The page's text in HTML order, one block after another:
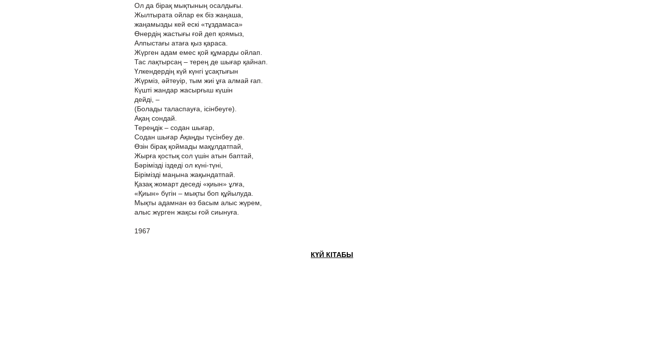
Ол да бірақ мықтының осалдығы.
Жылтырата ойлар ек біз жаңаша,
жаңамызды кей ескі «тұздамаса»
Өнердің жастығы ғой деп қоямыз,
Алпыстағы атаға қыз қараса.
Жүрген адам емес қой құмарды ойлап.
Тас лақтырсаң – терең де шығар қайнап.
Үлкендердің күй күнгі ұсақтығын
Жүрміз, әйтеуір, тым жиі ұға алмай ғап.
Күшті жандар жасырғыш күшін
дейді, –
(Болады таласпауға, ісінбеуге).
Ақаң сондай.
Тереңдік – содан шығар,
Содан шығар Ақаңды түсінбеу де.
Өзін бірақ қоймады мақұлдатпай,
Жырға қостық сол үшін атын баптай,
Бәрімізді іздеді ол күні-түні,
Бірімізді маңына жақындатпай.
Қазақ жомарт деседі «қиын» ұлға,
«Қиын» бүгін – мықты боп құйылуда.
Мықты адамнан өз басым алыс жүрем,
алыс жүрген жақсы ғой сиынуға.
1967
КҮЙ КІТАБЫ